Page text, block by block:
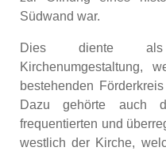
Südwand war.
Dies diente als
Kirchenumgestaltung,
bestehenden
Dazu gehörte auch
frequentierten und
westlich der Kirche,